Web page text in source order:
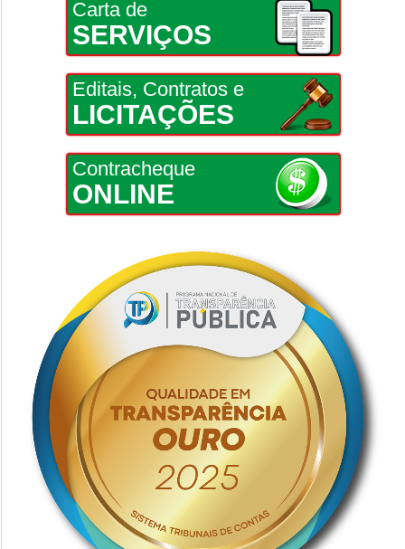
Carta de
SERVIÇOS
Editais, Contratos e
LICITAÇÕES
Contracheque
ONLINE